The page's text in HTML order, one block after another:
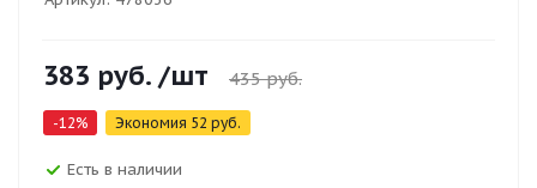
383 руб. /шт 435руб.
-12% Экономия 52 руб.
Есть в наличии